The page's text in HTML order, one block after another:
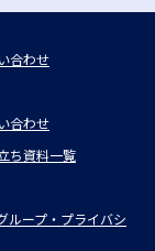
合わせ
合わせ
ち資料一覧
ループ・プライバシ